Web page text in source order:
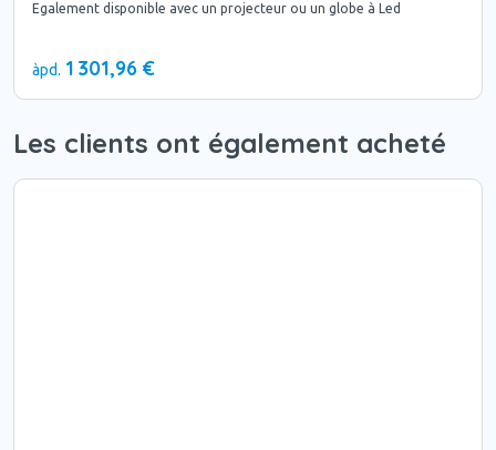
Egalement disponible avec un projecteur ou un globe à Led
àpd. 1 301,96 €
Les clients ont également acheté